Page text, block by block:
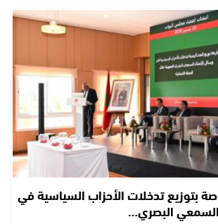
بتوزيع تدخلات الأحزاب السياسية في
البصري…